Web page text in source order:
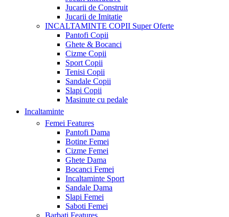
Jucarii de Construit
Jucarii de Imitatie
INCALTAMINTE COPII Super Oferte
Pantofi Copii
Ghete & Bocanci
Cizme Copii
Sport Copii
Tenisi Copii
Sandale Copii
Slapi Copii
Masinute cu pedale
Incaltaminte
Femei Features
Pantofi Dama
Botine Femei
Cizme Femei
Ghete Dama
Bocanci Femei
Incaltaminte Sport
Sandale Dama
Slapi Femei
Saboti Femei
Barbati Features